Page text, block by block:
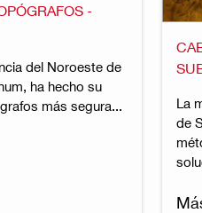
-
del Noroeste de
ha hecho su
más segura...
La
de